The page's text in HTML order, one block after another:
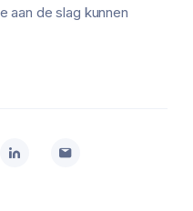
aan de slag kunnen